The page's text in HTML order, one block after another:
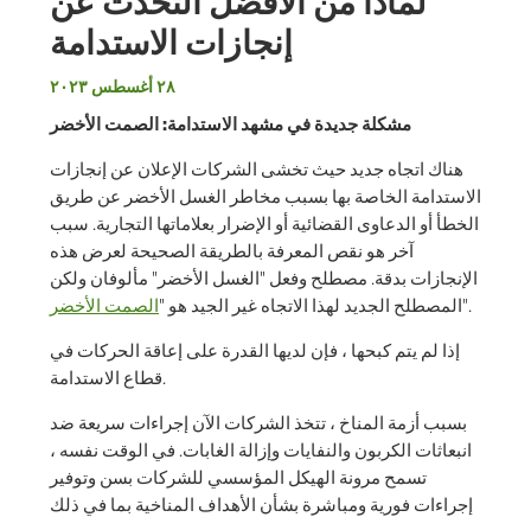
إنجازات الاستدامة
٢٨ أغسطس ٢٠٢٣
مشكلة جديدة في مشهد الاستدامة: الصمت الأخضر
هناك اتجاه جديد حيث تخشى الشركات الإعلان عن إنجازات
الاستدامة الخاصة بها بسبب مخاطر الغسل الأخضر عن طريق
الخطأ أو الدعاوى القضائية أو الإضرار بعلاماتها التجارية. سبب
آخر هو نقص المعرفة بالطريقة الصحيحة لعرض هذه
الإنجازات بدقة. مصطلح وفعل "الغسل الأخضر" مألوفان ولكن
المصطلح الجديد لهذا الاتجاه غير الجيد هو "الصمت الأخضر
".
إذا لم يتم كبحها ، فإن لديها القدرة على إعاقة الحركات في
قطاع الاستدامة.
بسبب أزمة المناخ ، تتخذ الشركات الآن إجراءات سريعة ضد
انبعاثات الكربون والنفايات وإزالة الغابات. في الوقت نفسه ،
تسمح مرونة الهيكل المؤسسي للشركات بسن وتوفير
إجراءات فورية ومباشرة بشأن الأهداف المناخية بما في ذلك